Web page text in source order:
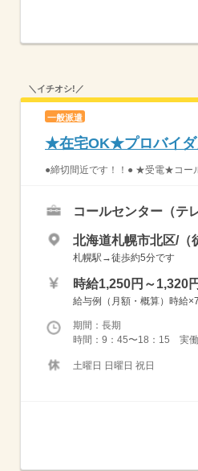
＼イチオシ!／
一般派遣
★在宅OK★プロバイダ
●締切間近です！！● ★受電★コー
コールセンター（テ
北海道札幌市北区/（
札幌駅→徒歩約5分です
時給1,250円～1,320円
給与例（月額・概算）時給
期間：長期
時間：9：45〜18：15 実
土曜日 日曜日 祝日